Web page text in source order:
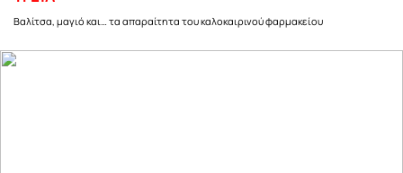
Βαλίτσα, μαγιό και… τα απαραίτητα του καλοκαιρινού φαρμακείου